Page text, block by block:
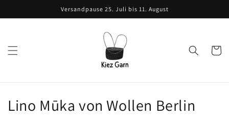
Inhalt
Versandpause 25. Juli bis 11. August
K
Lino Mūka von Wollen Berlin